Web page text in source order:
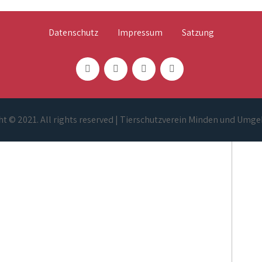
Datenschutz Impressum Satzung
© 2021. All rights reserved | Tierschutzverein Minden und